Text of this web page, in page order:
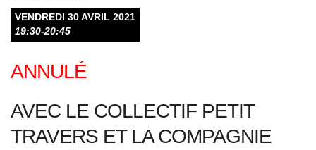
VENDREDI 30 AVRIL 2021
19:30-20:45
ANNULÉ
AVEC LE COLLECTIF PETIT
TRAVERS ET LA COMPAGNIE